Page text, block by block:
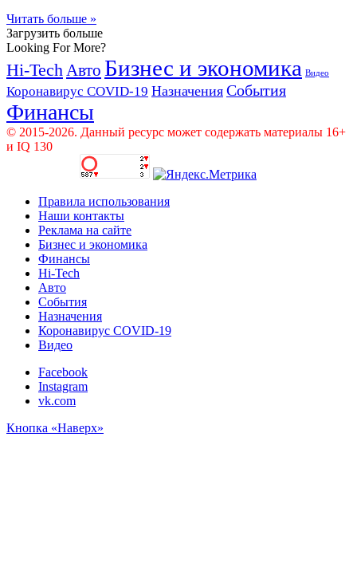
Читать больше »
Загрузить больше
Looking For More?
Hi-TechАвто Бизнес и экономика Видео
Коронавирус COVID-19 Назначения События
Финансы
© 2015-2026. Данный ресурс может содержать материалы 16+
и IQ 130
Правила использования
Наши контакты
Реклама на сайте
Бизнес и экономика
Финансы
Hi-Tech
Авто
События
Назначения
Коронавирус COVID-19
Видео
Facebook
Instagram
vk.com
Кнопка «Наверх»